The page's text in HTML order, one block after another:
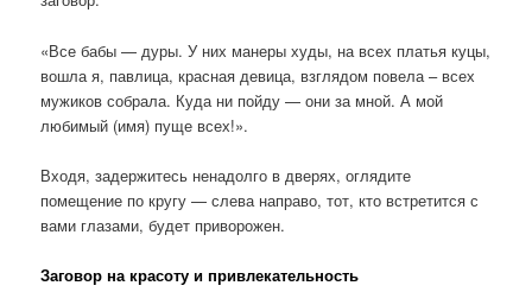
«Все бабы — дуры. У них манеры худы, на всех платья куцы,
вошла я, павлица, красная девица, взглядом повела – всех
мужиков собрала. Куда ни пойду — они за мной. А мой
любимый (имя) пуще всех!».
Входя, задержитесь ненадолго в дверях, оглядите
помещение по кругу — слева направо, тот, кто встретится с
вами глазами, будет приворожен.
Заговор на красоту и привлекательность